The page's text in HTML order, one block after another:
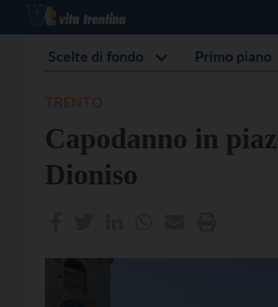
Scelte di fondo Primo piano
Capodanno in
Dioniso